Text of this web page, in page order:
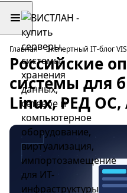
Главная Экспертный IT-блог
Российские
системы для
Linux, РЕД ОС,